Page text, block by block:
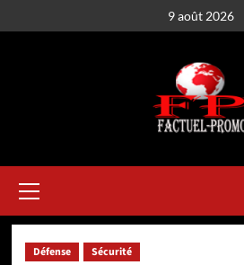
au
9 août 2026
principal
Défense Sécurité